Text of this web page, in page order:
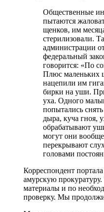
Общественные
пытаются
щенков, им
стерилизовали.
администрации
федеральный
говорится: «По
Плюс маленьких
нацепили им
бирки на уши.
уха. Одного
попытались
дыра, куча гноя,
обрабатывают
могут они
перекрывают
головами
Корреспондент
амурскую
материалы и по
проверку. Мы